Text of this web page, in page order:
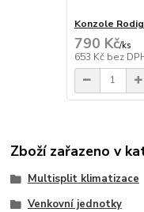
Konzole
790 Kč/ks
653 Kč bez
Zboží zařazeno v
Multisplit klimatizace
Venkovní jednotky